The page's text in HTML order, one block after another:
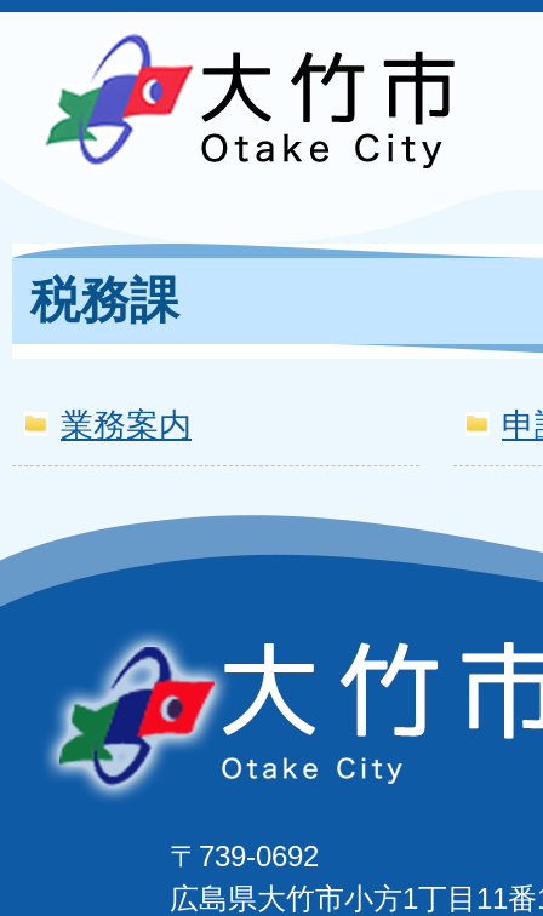
税務課
業務案内 申
〒739-0692
広島県大竹市小方1丁目11